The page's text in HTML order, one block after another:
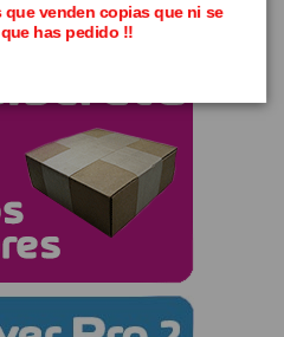
venden copias que ni se
has pedido !!